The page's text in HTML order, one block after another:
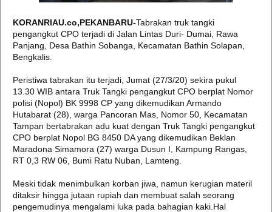
KORANRIAU.co,PEKANBARU-Tabrakan truk tangki
pengangkut CPO terjadi di Jalan Lintas Duri- Dumai, Rawa
Panjang, Desa Bathin Sobanga, Kecamatan Bathin Solapan,
Bengkalis.
Peristiwa tabrakan itu terjadi, Jumat (27/3/20) sekira pukul
13.30 WIB antara Truk Tangki pengangkut CPO berplat Nomor
polisi (Nopol) BK 9998 CP yang dikemudikan Armando
Hutabarat (28), warga Pancoran Mas, Nomor 50, Kecamatan
Tampan bertabrakan adu kuat dengan Truk Tangki pengangkut
CPO berplat Nopol BG 8450 DA yang dikemudikan Beklan
Maradona Simamora (27) warga Dusun I, Kampung Rangas,
RT 0,3 RW 06, Bumi Ratu Nuban, Lamteng.
Meski tidak menimbulkan korban jiwa, namun kerugian materil
ditaksir hingga jutaan rupiah dan membuat salah seorang
pengemudinya mengalami luka pada bahagian kaki.Hal